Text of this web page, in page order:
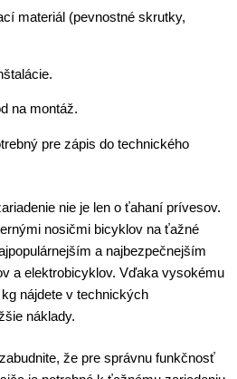
materiál (pevnostné skrutky,
na montáž.
pre zápis do technického
nie je len o ťahaní prívesov.
nosičmi bicyklov na ťažné
a najbezpečnejším
a elektrobicyklov. Vďaka vysokému
nájdete v technických
náklady.
že pre správnu funkčnosť